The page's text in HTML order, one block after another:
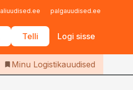
palgauudised.ee
Telli Logi sisse
Iseteenindus
Logistikauudised
Minu Logistikauudised